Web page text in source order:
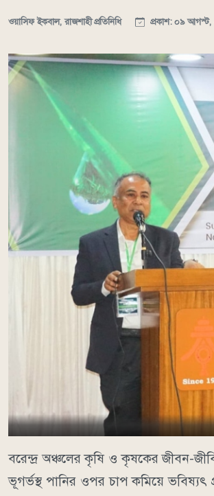
ওয়াসিফ ইকবাল, রাজশাহী প্রতিনিধি প্রকাশ: ০৯
বরেন্দ্র অঞ্চলের কৃষি ও কৃষকের জীবন-
ভূগর্ভস্থ পানির ওপর চাপ কমিয়ে